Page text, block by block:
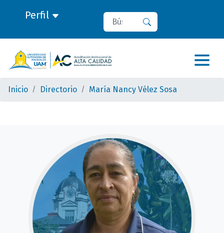
Perfil Buscar
Inicio Directorio María Nancy Vélez Sosa